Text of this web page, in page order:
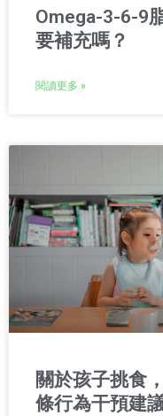
Omega-3-6-9
要補充嗎？
閱讀更多 »
關於孩子挑食
條行為干預建